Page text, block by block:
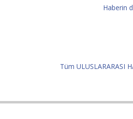
Haberin
Tüm ULUSLARARASI